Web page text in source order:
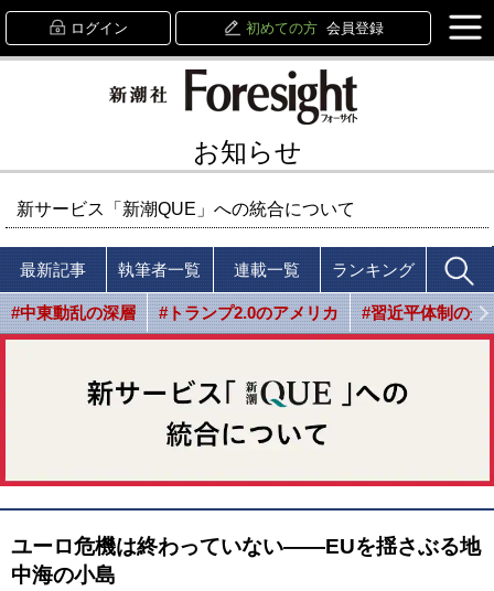
ログイン 初めての方 会員登録
お知らせ
新サービス「新潮QUE」への統合について
最新記事 執筆者一覧 連載一覧 ランキング
#中東動乱の深層 #トランプ2.0のアメリカ #習近平体制の光
ユーロ危機は終わっていない――EUを揺さぶる地
中海の小島